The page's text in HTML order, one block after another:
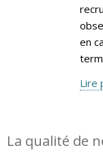
en
Lire
La qualité de